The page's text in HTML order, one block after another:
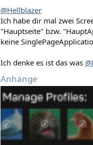
i
o
n
e
n
@Hellblazer
Ich habe dir mal zwei
"Hauptseite" bzw.
keine
Ich denke es ist das was
Anhänge